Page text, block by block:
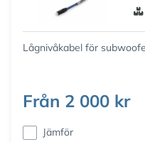
Lågnivåkabel för
Från 2 000 kr
Jämför